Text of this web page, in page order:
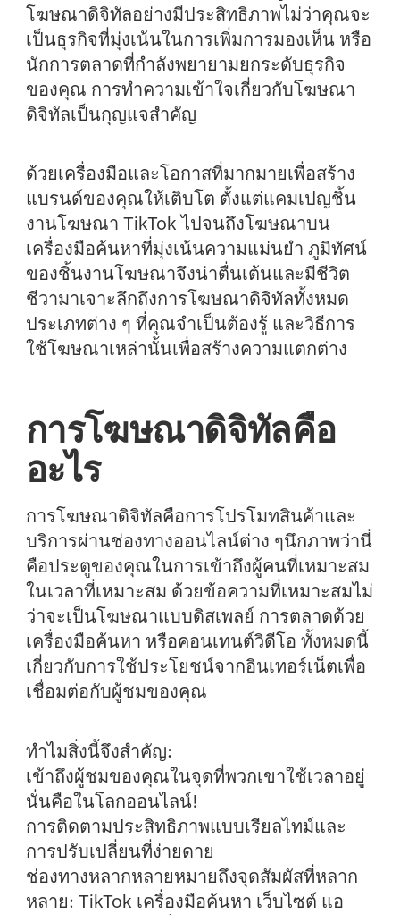
โฆษณาดิจิทัลอย่างมีประสิทธิภาพไม่ว่าคุณจะ
เป็นธุรกิจที่มุ่งเน้นในการเพิ่มการมองเห็น หรือ
นักการตลาดที่กำลังพยายามยกระดับธุรกิจ
ของคุณ การทำความเข้าใจเกี่ยวกับโฆษณา
ดิจิทัลเป็นกุญแจสำคัญ
ด้วยเครื่องมือและโอกาสที่มากมายเพื่อสร้าง
แบรนด์ของคุณให้เติบโต ตั้งแต่แคมเปญชิ้น
งานโฆษณา TikTok ไปจนถึงโฆษณาบน
เครื่องมือค้นหาที่มุ่งเน้นความแม่นยำ ภูมิทัศน์
ของชิ้นงานโฆษณาจึงน่าตื่นเต้นและมีชีวิต
ชีวามาเจาะลึกถึงการโฆษณาดิจิทัลทั้งหมด
ประเภทต่าง ๆ ที่คุณจำเป็นต้องรู้ และวิธีการ
ใช้โฆษณาเหล่านั้นเพื่อสร้างความแตกต่าง
การโฆษณาดิจิทัลคือ
อะไร
การโฆษณาดิจิทัลคือการโปรโมทสินค้าและ
บริการผ่านช่องทางออนไลน์ต่าง ๆนึกภาพว่านี่
คือประตูของคุณในการเข้าถึงผู้คนที่เหมาะสม
ในเวลาที่เหมาะสม ด้วยข้อความที่เหมาะสมไม่
ว่าจะเป็นโฆษณาแบบดิสเพลย์ การตลาดด้วย
เครื่องมือค้นหา หรือคอนเทนต์วิดีโอ ทั้งหมดนี้
เกี่ยวกับการใช้ประโยชน์จากอินเทอร์เน็ตเพื่อ
เชื่อมต่อกับผู้ชมของคุณ
ทำไมสิ่งนี้จึงสำคัญ:
เข้าถึงผู้ชมของคุณในจุดที่พวกเขาใช้เวลาอยู่
นั่นคือในโลกออนไลน์!
การติดตามประสิทธิภาพแบบเรียลไทม์และ
การปรับเปลี่ยนที่ง่ายดาย
ช่องทางหลากหลายหมายถึงจุดสัมผัสที่หลาก
หลาย: TikTok เครื่องมือค้นหา เว็บไซต์ แอ